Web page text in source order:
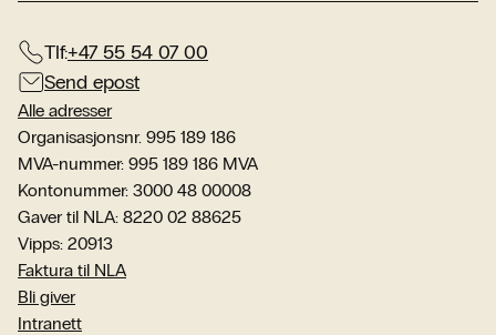
Tlf:+47 55 54 07 00
Send epost
Alle adresser
Organisasjonsnr. 995 189 186
MVA-nummer: 995 189 186 MVA
Kontonummer: 3000 48 00008
Gaver til NLA: 8220 02 88625
Vipps: 20913
Faktura til NLA
Bli giver
Intranett